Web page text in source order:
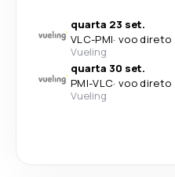
quarta 23 set.
VLC-PMI· voo direto
Vueling
quarta 30 set.
PMI-VLC· voo direto
Vueling